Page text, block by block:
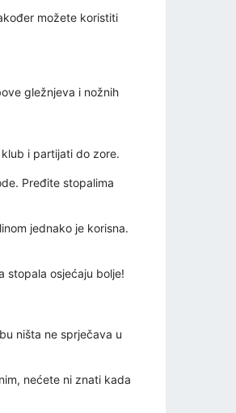
možete koristiti
gležnjeva i nožnih
i partijati do zore.
Pređite stopalima
jednako je korisna.
stopala osjećaju bolje!
ništa ne sprječava u
nećete ni znati kada